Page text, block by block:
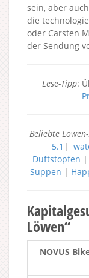
sein, aber
die
oder Carsten
der Sendung
Lese-Tipp:
Beliebte
5.1 |
Duftstopfen |
Suppen |
Löwen“
NOVUS